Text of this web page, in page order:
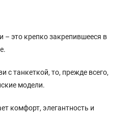
– это крепко закрепившееся в
с танкеткой, то, прежде всего,
модели.
комфорт, элегантность и